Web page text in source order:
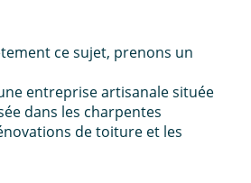
ce sujet, prenons un
entreprise artisanale située
dans les charpentes
de toiture et les